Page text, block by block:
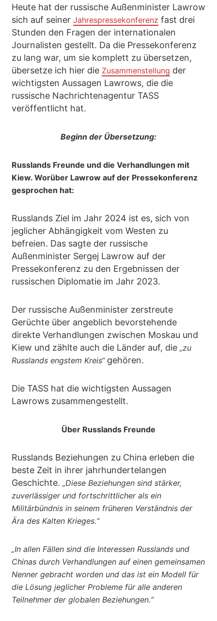
Heute hat der russische Außenminister Lawrow
sich auf seiner Jahrespressekonferenz fast drei
Stunden den Fragen der internationalen
Journalisten gestellt. Da die Pressekonferenz
zu lang war, um sie komplett zu übersetzen,
übersetze ich hier die Zusammenstellung der
wichtigsten Aussagen Lawrows, die die
russische Nachrichtenagentur TASS
veröffentlicht hat.
Beginn der Übersetzung:
Russlands Freunde und die Verhandlungen mit
Kiew. Worüber Lawrow auf der Pressekonferenz
gesprochen hat:
Russlands Ziel im Jahr 2024 ist es, sich von
jeglicher Abhängigkeit vom Westen zu
befreien. Das sagte der russische
Außenminister Sergej Lawrow auf der
Pressekonferenz zu den Ergebnissen der
russischen Diplomatie im Jahr 2023.
Der russische Außenminister zerstreute
Gerüchte über angeblich bevorstehende
direkte Verhandlungen zwischen Moskau und
Kiew und zählte auch die Länder auf, die „zu
Russlands engstem Kreis“gehören.
Die TASS hat die wichtigsten Aussagen
Lawrows zusammengestellt.
Über Russlands Freunde
Russlands Beziehungen zu China erleben die
beste Zeit in ihrer jahrhundertelangen
Geschichte. „Diese Beziehungen sind stärker,
zuverlässiger und fortschrittlicher als ein
Militärbündnis in seinem früheren Verständnis der
Ära des Kalten Krieges.“
„In allen Fällen sind die Interessen Russlands und
Chinas durch Verhandlungen auf einen gemeinsamen
Nenner gebracht worden und das ist ein Modell für
die Lösung jeglicher Probleme für alle anderen
Teilnehmer der globalen Beziehungen.“